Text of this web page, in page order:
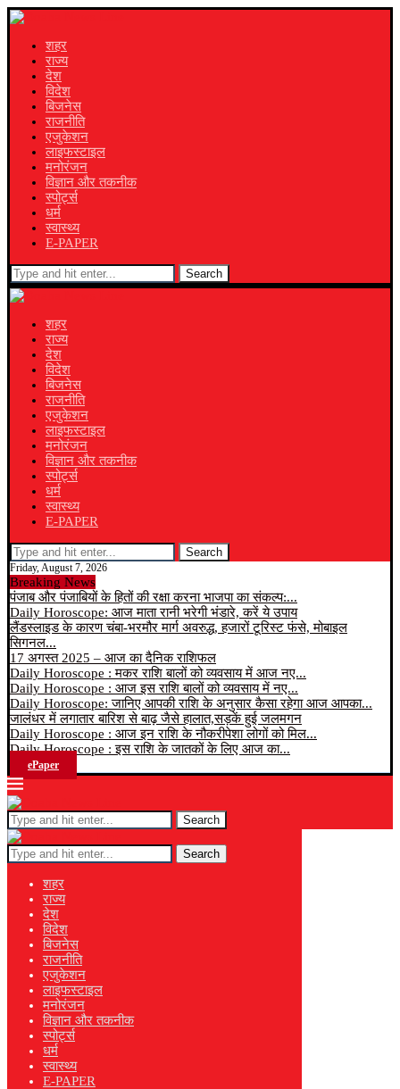
शहर
राज्य
देश
विदेश
बिजनेस
राजनीति
एजुकेशन
लाइफस्टाइल
मनोरंजन
विज्ञान और तकनीक
स्पोर्ट्स
धर्म
स्वास्थ्य
E-PAPER
Search
शहर
राज्य
देश
विदेश
बिजनेस
राजनीति
एजुकेशन
लाइफस्टाइल
मनोरंजन
विज्ञान और तकनीक
स्पोर्ट्स
धर्म
स्वास्थ्य
E-PAPER
Search
Friday, August 7, 2026
Breaking News
पंजाब और पंजाबियों के हितों की रक्षा करना भाजपा का संकल्प:...
Daily Horoscope: आज माता रानी भरेगी भंडारे, करें ये उपाय
लैंडस्लाइड के कारण चंबा-भरमौर मार्ग अवरुद्ध, हजारों टूरिस्ट फंसे, मोबाइल
सिगनल...
17 अगस्त 2025 – आज का दैनिक राशिफल
Daily Horoscope : मकर राशि बालों को व्यवसाय में आज नए...
Daily Horoscope : आज इस राशि बालों को व्यवसाय में नए...
Daily Horoscope: जानिए आपकी राशि के अनुसार कैसा रहेगा आज आपका...
जालंधर में लगातार बारिश से बाढ़ जैसे हालात,सड़कें हुई जलमगन
Daily Horoscope : आज इन राशि के नौकरीपेशा लोगों को मिल...
Daily Horoscope : इस राशि के जातकों के लिए आज का...
ePaper
Search
Search
शहर
राज्य
देश
विदेश
बिजनेस
राजनीति
एजुकेशन
लाइफस्टाइल
मनोरंजन
विज्ञान और तकनीक
स्पोर्ट्स
धर्म
स्वास्थ्य
E-PAPER